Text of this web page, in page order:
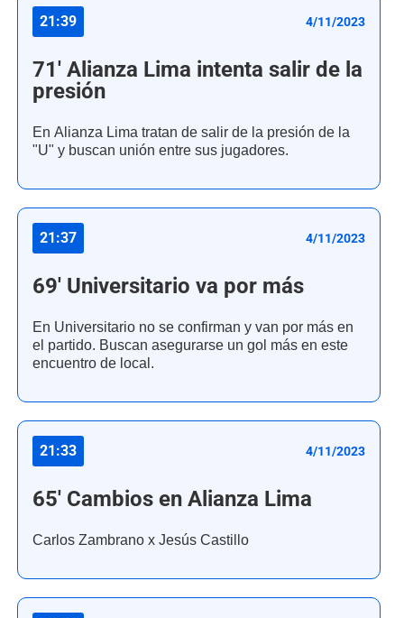
21:39 4/11/2023
71' Alianza Lima intenta salir de la
presión
En Alianza Lima tratan de salir de la presión de la
"U" y buscan unión entre sus jugadores.
21:37 4/11/2023
69' Universitario va por más
En Universitario no se confirman y van por más en
el partido. Buscan asegurarse un gol más en este
encuentro de local.
21:33 4/11/2023
65' Cambios en Alianza Lima
Carlos Zambrano x Jesús Castillo